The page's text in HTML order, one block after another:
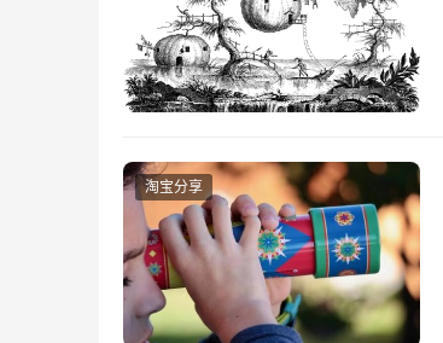
淘宝分享